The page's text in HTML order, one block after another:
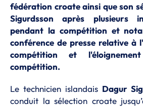
fédération croate ainsi que son
Sigurdsson après plusieurs
pendant la compétition et
conférence de presse relative à
compétition et
compétition.
Le technicien islandais Dagur
conduit la sélection croate